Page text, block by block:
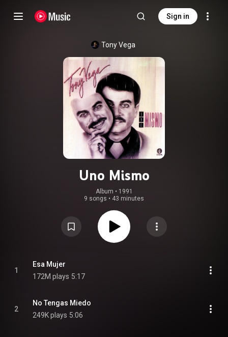
Sign in
Tony Vega
Uno Mismo
Album • 1991
9 songs • 43 minutes
1
Esa Mujer
172M plays 5:17
2
No Tengas Miedo
249K plays 5:06